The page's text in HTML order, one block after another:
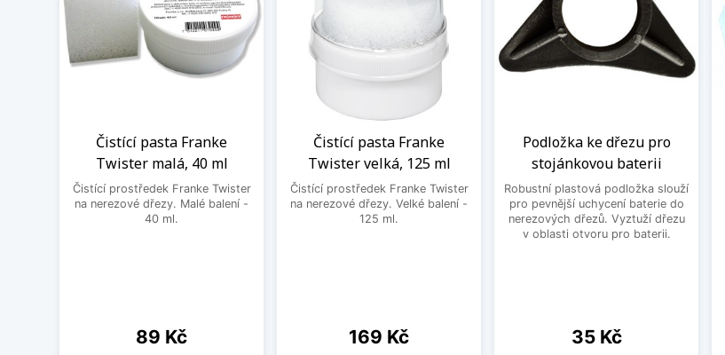
Čistící pasta Franke
Twister malá, 40 ml
Čistící prostředek Franke Twister
na nerezové dřezy. Malé balení -
40 ml.
Cena
89 Kč
Čistící pasta Franke
Twister velká, 125 ml
Čistící prostředek Franke Twister
na nerezové dřezy. Velké balení -
125 ml.
Cena
169 Kč
Podložka ke dřezu pro
stojánkovou baterii
Robustní plastová podložka slouží
pro pevnější uchycení baterie do
nerezových dřezů. Vyztuží dřezu
v oblasti otvoru pro baterii.
Cena
35 Kč